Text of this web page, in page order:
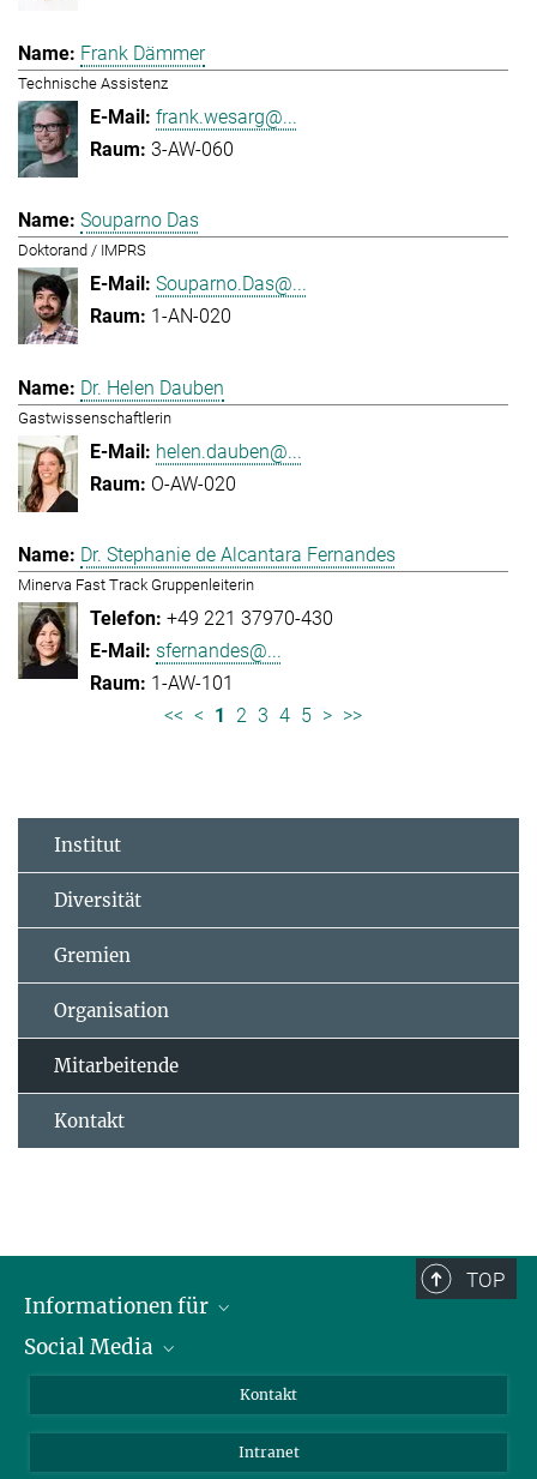
Frank Dämmer
Technische Assistenz
frank.wesarg@...
3-AW-060
Souparno Das
Doktorand / IMPRS
Souparno.Das@...
1-AN-020
Dr. Helen Dauben
Gastwissenschaftlerin
helen.dauben@...
O-AW-020
Dr. Stephanie de Alcantara Fernandes
Minerva Fast Track Gruppenleiterin
+49 221 37970-430
sfernandes@...
1-AW-101
<< < 1 2 3 4 5 > >>
Institut
Diversität
Gremien
Organisation
Mitarbeitende
Kontakt
TOP
Informationen für
Bewerbende
Journalist:innen
Social Media
Bluesky
YouTube
Kontakt
Intranet